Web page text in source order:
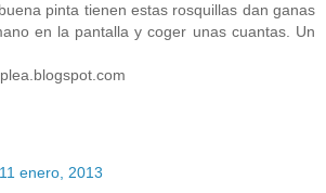
pinta tienen estas rosquillas dan ganas
en la pantalla y coger unas cuantas. Un
enero, 2013